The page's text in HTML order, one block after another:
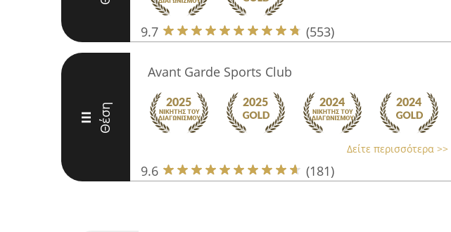
9.7 (553)
III Θέση
Avant Garde Sports Club
Δείτε περισσότερα >>
9.6 (181)